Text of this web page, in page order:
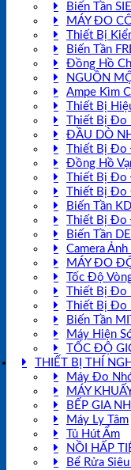
Biến Tần
MÁY ĐO
Thiết Bị
Biến Tần
Đồng Hồ
NGUỒN
Ampe Kìm
Thiết Bị
Thiết Bị Đo
ĐẦU DÒ
Thiết Bị
Đồng Hồ
Thiết Bị
Thiết Bị
Biến Tần
Thiết Bị
Biến Tần
Camera
MÁY ĐO
Tốc Độ
Thiết Bị Đo
Thiết Bị Đo
Biến Tần
Máy Hiện
TỐC ĐỘ
THIẾT BỊ THÍ
Máy Đo
MÁY
BẾP GIA
Máy Ly Tâm
Tủ Hút Ẩm
NỒI HẤP
Bể Rửa